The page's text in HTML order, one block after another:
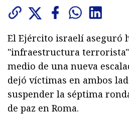
El Ejército israelí aseguró
"infraestructura terrorista"
medio de una nueva
dejó víctimas en ambos
suspender la séptima
de paz en Roma.